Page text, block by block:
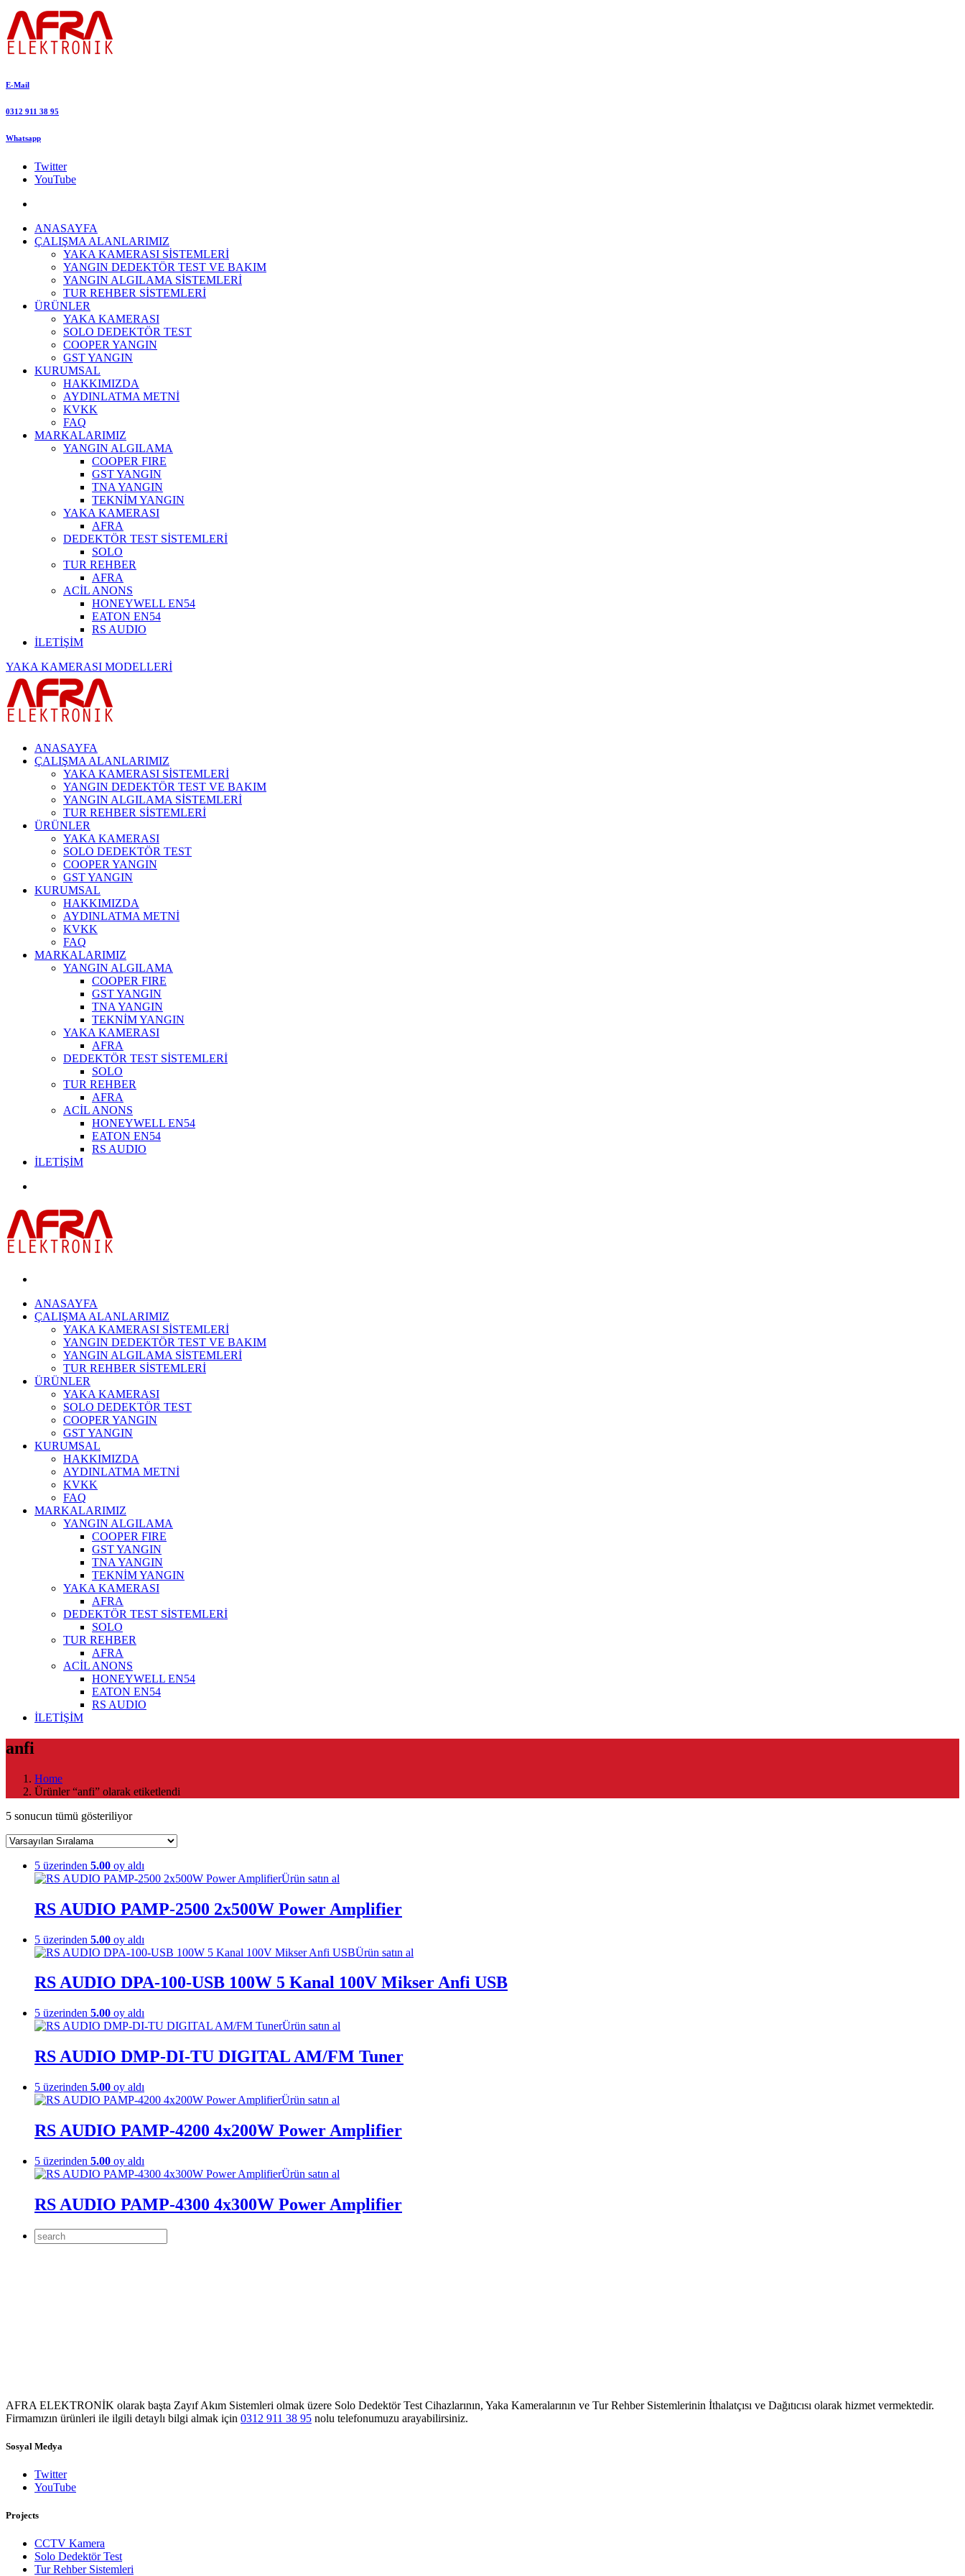
E-Mail
0312 911 38 95
Whatsapp
Twitter
YouTube
ANASAYFA
ÇALIŞMA ALANLARIMIZ
YAKA KAMERASI SİSTEMLERİ
YANGIN DEDEKTÖR TEST VE BAKIM
YANGIN ALGILAMA SİSTEMLERİ
TUR REHBER SİSTEMLERİ
ÜRÜNLER
YAKA KAMERASI
SOLO DEDEKTÖR TEST
COOPER YANGIN
GST YANGIN
KURUMSAL
HAKKIMIZDA
AYDINLATMA METNİ
KVKK
FAQ
MARKALARIMIZ
YANGIN ALGILAMA
COOPER FIRE
GST YANGIN
TNA YANGIN
TEKNİM YANGIN
YAKA KAMERASI
AFRA
DEDEKTÖR TEST SİSTEMLERİ
SOLO
TUR REHBER
AFRA
ACİL ANONS
HONEYWELL EN54
EATON EN54
RS AUDIO
İLETİŞİM
YAKA KAMERASI MODELLERİ
ANASAYFA
ÇALIŞMA ALANLARIMIZ
YAKA KAMERASI SİSTEMLERİ
YANGIN DEDEKTÖR TEST VE BAKIM
YANGIN ALGILAMA SİSTEMLERİ
TUR REHBER SİSTEMLERİ
ÜRÜNLER
YAKA KAMERASI
SOLO DEDEKTÖR TEST
COOPER YANGIN
GST YANGIN
KURUMSAL
HAKKIMIZDA
AYDINLATMA METNİ
KVKK
FAQ
MARKALARIMIZ
YANGIN ALGILAMA
COOPER FIRE
GST YANGIN
TNA YANGIN
TEKNİM YANGIN
YAKA KAMERASI
AFRA
DEDEKTÖR TEST SİSTEMLERİ
SOLO
TUR REHBER
AFRA
ACİL ANONS
HONEYWELL EN54
EATON EN54
RS AUDIO
İLETİŞİM
ANASAYFA
ÇALIŞMA ALANLARIMIZ
YAKA KAMERASI SİSTEMLERİ
YANGIN DEDEKTÖR TEST VE BAKIM
YANGIN ALGILAMA SİSTEMLERİ
TUR REHBER SİSTEMLERİ
ÜRÜNLER
YAKA KAMERASI
SOLO DEDEKTÖR TEST
COOPER YANGIN
GST YANGIN
KURUMSAL
HAKKIMIZDA
AYDINLATMA METNİ
KVKK
FAQ
MARKALARIMIZ
YANGIN ALGILAMA
COOPER FIRE
GST YANGIN
TNA YANGIN
TEKNİM YANGIN
YAKA KAMERASI
AFRA
DEDEKTÖR TEST SİSTEMLERİ
SOLO
TUR REHBER
AFRA
ACİL ANONS
HONEYWELL EN54
EATON EN54
RS AUDIO
İLETİŞİM
anfi
Home
Ürünler “anfi” olarak etiketlendi
5 sonucun tümü gösteriliyor
5 üzerinden 5.00 oy aldı
Ürün satın al
RS AUDIO PAMP-2500 2x500W Power Amplifier
5 üzerinden 5.00 oy aldı
Ürün satın al
RS AUDIO DPA-100-USB 100W 5 Kanal 100V Mikser Anfi USB
5 üzerinden 5.00 oy aldı
Ürün satın al
RS AUDIO DMP-DI-TU DIGITAL AM/FM Tuner
5 üzerinden 5.00 oy aldı
Ürün satın al
RS AUDIO PAMP-4200 4x200W Power Amplifier
5 üzerinden 5.00 oy aldı
Ürün satın al
RS AUDIO PAMP-4300 4x300W Power Amplifier
AFRA ELEKTRONİK olarak başta Zayıf Akım Sistemleri olmak üzere Solo Dedektör Test Cihazlarının, Yaka Kameralarının ve Tur Rehber Sistemlerinin İthalatçısı ve Dağıtıcısı olarak hizmet vermektedir.
Firmamızın ürünleri ile ilgili detaylı bilgi almak için 0312 911 38 95 nolu telefonumuzu arayabilirsiniz.
Sosyal Medya
Twitter
YouTube
Projects
CCTV Kamera
Solo Dedektör Test
Tur Rehber Sistemleri